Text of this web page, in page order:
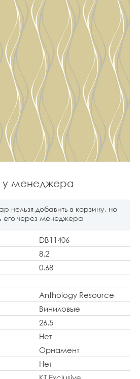
у менеджера
нельзя добавить в корзину, но
его через менеджера
DB11406
8.2
0.68
Anthology Resource
Виниловые
26.5
Нет
Орнамент
Нет